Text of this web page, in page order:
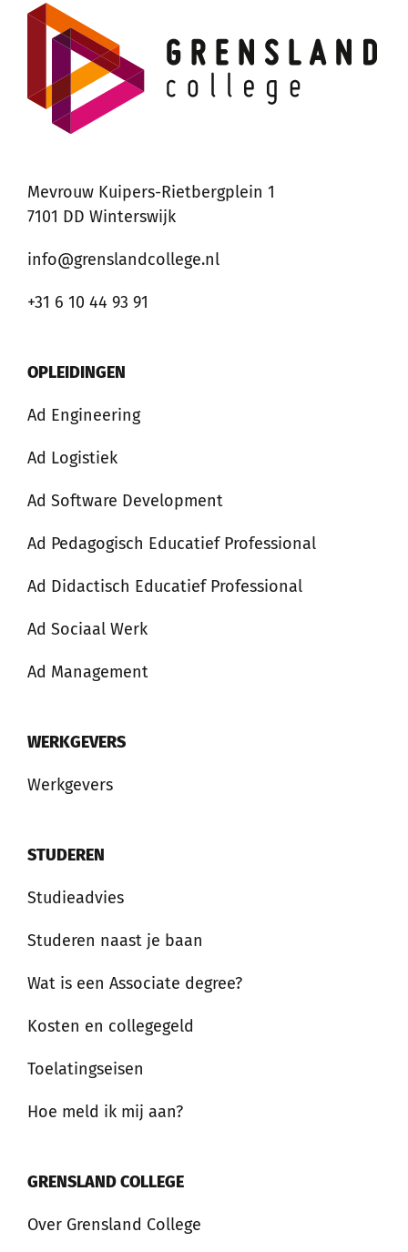
Mevrouw Kuipers-Rietbergplein 1
7101 DD Winterswijk
info@grenslandcollege.nl
+31 6 10 44 93 91
OPLEIDINGEN
Ad Engineering
Ad Logistiek
Ad Software Development
Ad Pedagogisch Educatief Professional
Ad Didactisch Educatief Professional
Ad Sociaal Werk
Ad Management
WERKGEVERS
Werkgevers
STUDEREN
Studieadvies
Studeren naast je baan
Wat is een Associate degree?
Kosten en collegegeld
Toelatingseisen
Hoe meld ik mij aan?
GRENSLAND COLLEGE
Over Grensland College